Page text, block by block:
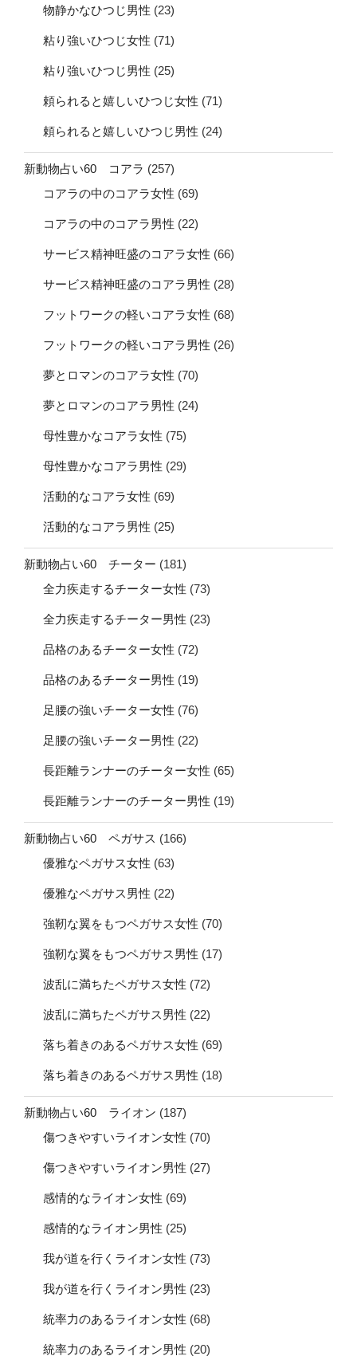
物静かなひつじ男性 (23)
粘り強いひつじ女性 (71)
粘り強いひつじ男性 (25)
頼られると嬉しいひつじ女性 (71)
頼られると嬉しいひつじ男性 (24)
新動物占い60 コアラ (257)
コアラの中のコアラ女性 (69)
コアラの中のコアラ男性 (22)
サービス精神旺盛のコアラ女性 (66)
サービス精神旺盛のコアラ男性 (28)
フットワークの軽いコアラ女性 (68)
フットワークの軽いコアラ男性 (26)
夢とロマンのコアラ女性 (70)
夢とロマンのコアラ男性 (24)
母性豊かなコアラ女性 (75)
母性豊かなコアラ男性 (29)
活動的なコアラ女性 (69)
活動的なコアラ男性 (25)
新動物占い60 チーター (181)
全力疾走するチーター女性 (73)
全力疾走するチーター男性 (23)
品格のあるチーター女性 (72)
品格のあるチーター男性 (19)
足腰の強いチーター女性 (76)
足腰の強いチーター男性 (22)
長距離ランナーのチーター女性 (65)
長距離ランナーのチーター男性 (19)
新動物占い60 ペガサス (166)
優雅なペガサス女性 (63)
優雅なペガサス男性 (22)
強靭な翼をもつペガサス女性 (70)
強靭な翼をもつペガサス男性 (17)
波乱に満ちたペガサス女性 (72)
波乱に満ちたペガサス男性 (22)
落ち着きのあるペガサス女性 (69)
落ち着きのあるペガサス男性 (18)
新動物占い60 ライオン (187)
傷つきやすいライオン女性 (70)
傷つきやすいライオン男性 (27)
感情的なライオン女性 (69)
感情的なライオン男性 (25)
我が道を行くライオン女性 (73)
我が道を行くライオン男性 (23)
統率力のあるライオン女性 (68)
統率力のあるライオン男性 (20)